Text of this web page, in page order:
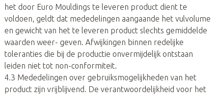
het door Euro Mouldings te leveren product dient te
voldoen, geldt dat mededelingen aangaande het vulvolume
en gewicht van het te leveren product slechts gemiddelde
waarden weer- geven. Afwijkingen binnen redelijke
toleranties die bij de productie onvermijdelijk ontstaan
leiden niet tot non-conformiteit.
4.3 Mededelingen over gebruiksmogelijkheden van het
product zijn vrijblijvend. De verantwoordelijkheid voor het